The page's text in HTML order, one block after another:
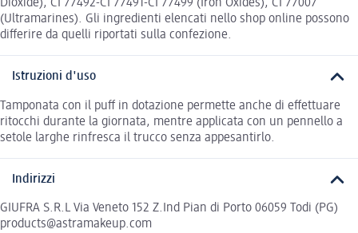
Dioxide), CI 77492-CI 77491-CI 77499 (Iron Oxides), CI 77007
(Ultramarines). Gli ingredienti elencati nello shop online possono
differire da quelli riportati sulla confezione.
Istruzioni d'uso
Tamponata con il puff in dotazione permette anche di effettuare
ritocchi durante la giornata, mentre applicata con un pennello a
setole larghe rinfresca il trucco senza appesantirlo.
Indirizzi
GIUFRA S.R.L Via Veneto 152 Z.Ind Pian di Porto 06059 Todi (PG)
products@astramakeup.com